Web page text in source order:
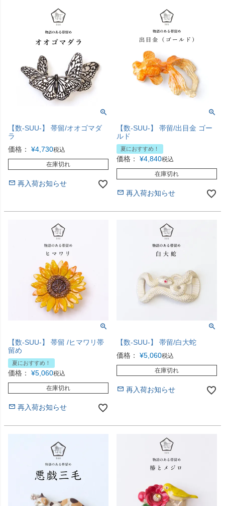
【数-SUU-】 帯留/オオゴマダ
ラ
価格：
¥4,730税込
在庫切れ
再入荷お知らせ
【数-SUU-】 帯留/出目金 ゴー
ルド
夏におすすめ！
価格： ¥4,840税込
在庫切れ
再入荷お知らせ
【数-SUU-】 帯留 /ヒマワリ帯
留め
夏におすすめ！
価格： ¥5,060税込
在庫切れ
再入荷お知らせ
【数-SUU-】 帯留/白大蛇
価格：
¥5,060税込
在庫切れ
再入荷お知らせ